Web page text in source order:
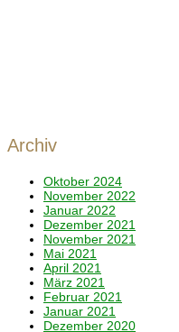
Archiv
Oktober 2024
November 2022
Januar 2022
Dezember 2021
November 2021
Mai 2021
April 2021
März 2021
Februar 2021
Januar 2021
Dezember 2020